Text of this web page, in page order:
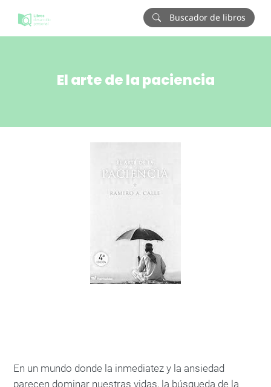
Buscador de libros
El arte de la paciencia
En un mundo donde la inmediatez y la ansiedad
parecen dominar nuestras vidas, la búsqueda de la